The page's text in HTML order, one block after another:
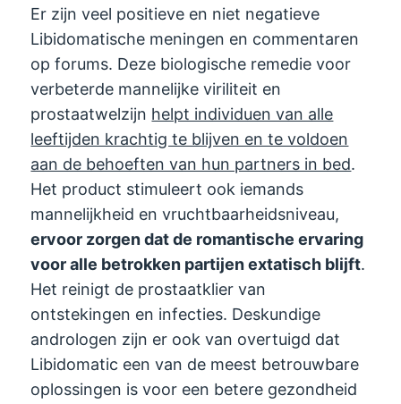
Er zijn veel positieve en niet negatieve
Libidomatische meningen en commentaren
op forums. Deze biologische remedie voor
verbeterde mannelijke viriliteit en
prostaatwelzijn helpt individuen van alle
leeftijden krachtig te blijven en te voldoen
aan de behoeften van hun partners in bed.
Het product stimuleert ook iemands
mannelijkheid en vruchtbaarheidsniveau,
ervoor zorgen dat de romantische ervaring
voor alle betrokken partijen extatisch blijft.
Het reinigt de prostaatklier van
ontstekingen en infecties. Deskundige
andrologen zijn er ook van overtuigd dat
Libidomatic een van de meest betrouwbare
oplossingen is voor een betere gezondheid